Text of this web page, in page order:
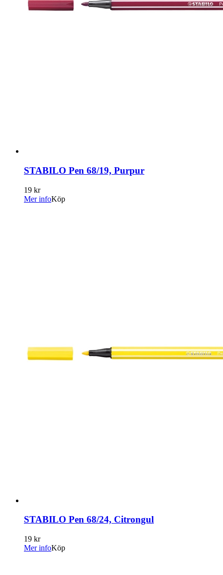
STABILO Pen 68/19, Purpur
19 kr
Mer infoKöp
STABILO Pen 68/24, Citrongul
19 kr
Mer infoKöp